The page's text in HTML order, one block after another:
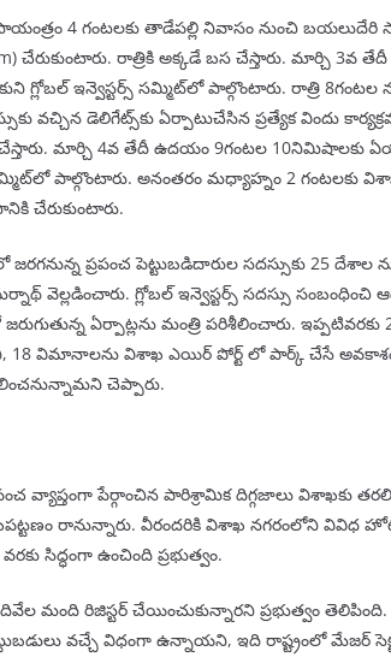
4 గంటలకు తాడేపల్లి నివాసం నుంచి
చేరుకుంటారు. రాత్రికి అక్కడే బస చేస్తారు. మార్చి 3వ
గ్లోబల్‌ ఇన్వెస్టర్స్‌ సమ్మిట్‌లో పాల్గొంటారు. రాత్రి 8గంటల
వచ్చిన డెలిగేట్స్‌కు ఏర్పాటుచేసిన ప్రత్యేక విందు
మార్చి 4వ తేదీ ఉదయం 9గంటల 10నిమిషాలకు
సమ్మిట్‌లో పాల్గొంటారు. అనంతరం మధ్యాహ్నం 2 గంటలకు
చేరుకుంటారు.
ప్రపంచ పెట్టుబడిదారుల సదస్సుకు 25 దేశాల
వెల్లడించారు. గ్లోబల్ ఇన్వెస్టర్స్ సదస్సు సంబంధించి
ఏర్పాట్లను మంత్రి పరిశీలించారు.
18 విమానాలను విశాఖ ఎయిర్ పోర్ట్ లో పార్క్ చేసే
చెప్పారు.
వ్యాప్తంగా పేర్గాంచిన పారిశ్రామిక దిగ్గజాలు విశాఖకు
రానున్నారు. వీరందరికి విశాఖ నగరంలోని వివిధ
సిద్ధంగా ఉంచింది ప్రభుత్వం.
మంది రిజిస్టర్ చేయించుకున్నారని ప్రభుత్వం తెలిపింది.
వచ్చే విధంగా ఉన్నాయని, ఇది రాష్ట్రంలో మేజర్